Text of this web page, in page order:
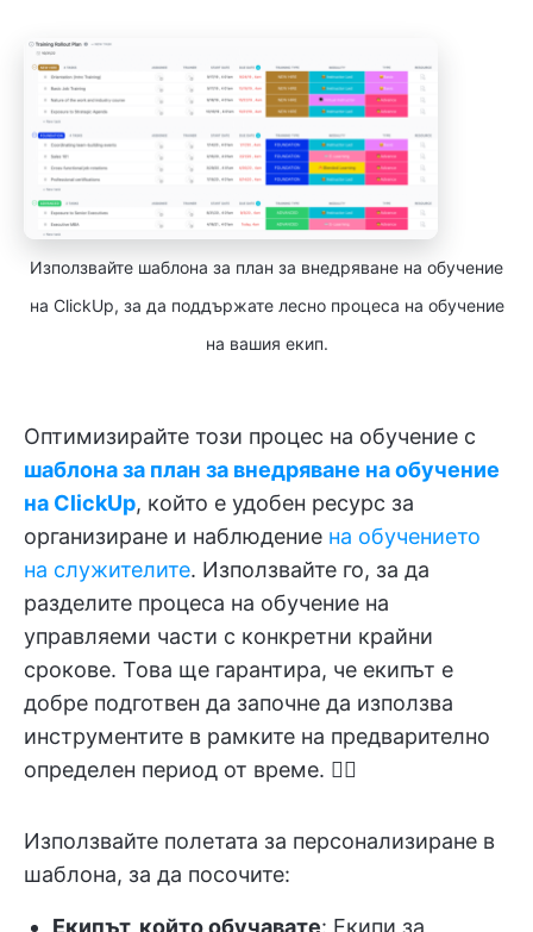
Използвайте шаблона за план за внедряване на обучение
на ClickUp, за да поддържате лесно процеса на обучение
на вашия екип.
Оптимизирайте този процес на обучение с
шаблона за план за внедряване на обучение
на ClickUp, който е удобен ресурс за
организиране и наблюдение на обучението
на служителите. Използвайте го, за да
разделите процеса на обучение на
управляеми части с конкретни крайни
срокове. Това ще гарантира, че екипът е
добре подготвен да започне да използва
инструментите в рамките на предварително
определен период от време. 🏋️‍♂️
Използвайте полетата за персонализиране в
шаблона, за да посочите:
Екипът, който обучавате: Екипи за